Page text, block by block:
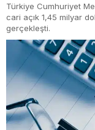
Türkiye Cumhuriyet
cari açık 1,45 milyar
gerçekleşti.